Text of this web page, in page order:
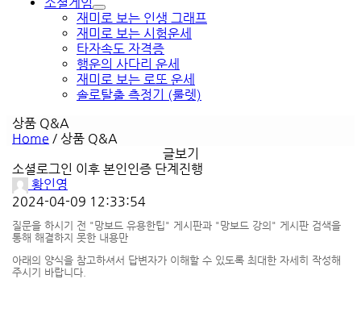
재미로 보는 인생 그래프
재미로 보는 시험운세
타자속도 자격증
행운의 사다리 운세
재미로 보는 로또 운세
솔로탈출 측정기 (룰렛)
상품 Q&A
Home / 상품 Q&A
글보기
소셜로그인 이후 본인인증 단계진행
황인영
2024-04-09 12:33:54
질문을 하시기 전 "망보드 유용한팁" 게시판과 "망보드 강의" 게시판 검색을
통해 해결하지 못한 내용만
아래의 양식을 참고하셔서 답변자가 이해할 수 있도록 최대한 자세히 작성해
주시기 바랍니다.